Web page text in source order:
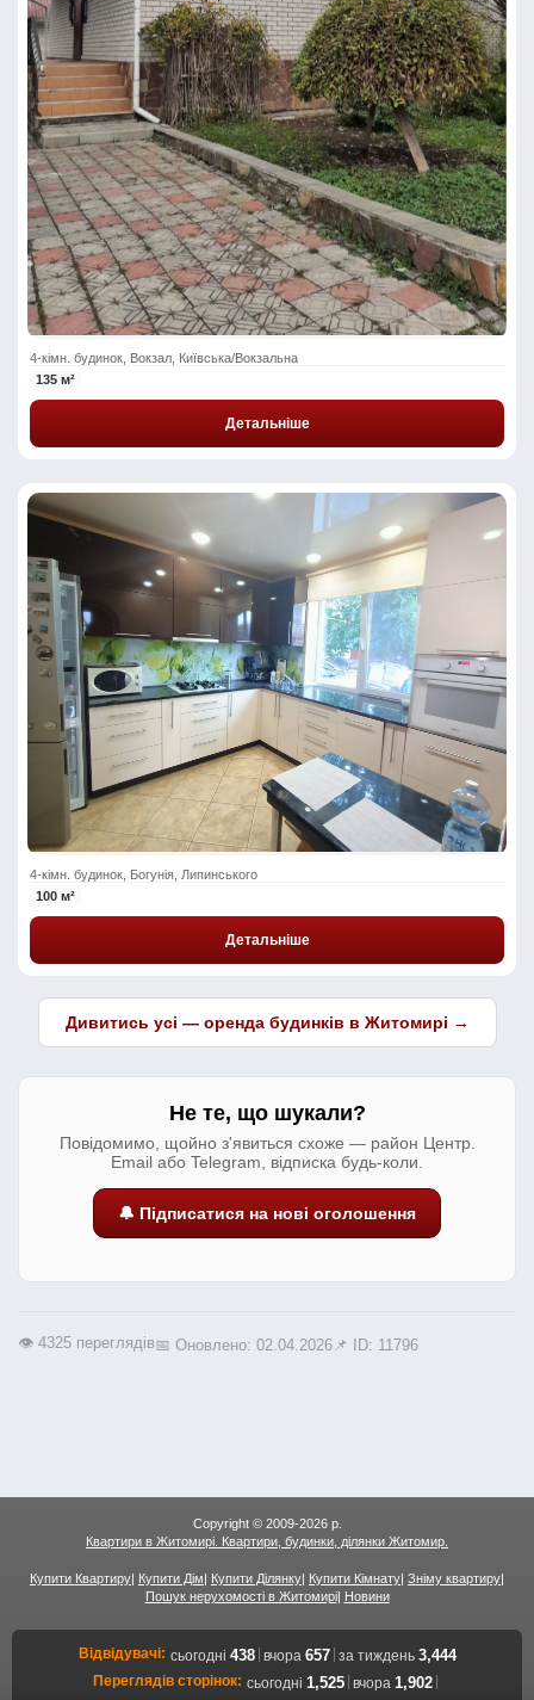
4-кімн. будинок, Вокзал, Київська/Вокзальна
135 м²
Детальніше
4-кімн. будинок, Богунія, Липинського
100 м²
Детальніше
Дивитись усі — оренда будинків в Житомирі →
Не те, що шукали?
Повідомимо, щойно з'явиться схоже — район Центр.
Email або Telegram, відписка будь-коли.
🔔 Підписатися на нові оголошення
👁️ 4325 переглядів📅 Оновлено: 02.04.2026 📌 ID: 11796
Copyright © 2009-2026 р.
Квартири в Житомирі. Квартири, будинки, ділянки Житомир.
Купити Квартиру| Купити Дім| Купити Ділянку| Купити Кімнату| Зніму квартиру|
Пошук нерухомості в Житомирі| Новини
Відвідувачі: сьогодні 438 вчора 657 за тиждень 3,444
Переглядів сторінок: сьогодні 1,525 вчора 1,902